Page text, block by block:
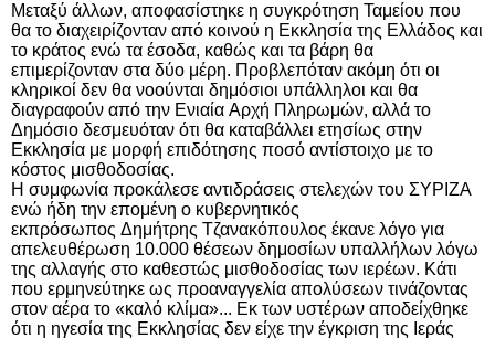
Μεταξύ άλλων, αποφασίστηκε η συγκρότηση Ταμείου που
θα το διαχειρίζονταν από κοινού η Εκκλησία της Ελλάδος και
το κράτος ενώ τα έσοδα, καθώς και τα βάρη θα
επιμερίζονταν στα δύο μέρη. Προβλεπόταν ακόμη ότι οι
κληρικοί δεν θα νοούνται δημόσιοι υπάλληλοι και θα
διαγραφούν από την Ενιαία Αρχή Πληρωμών, αλλά το
Δημόσιο δεσμευόταν ότι θα καταβάλλει ετησίως στην
Εκκλησία με μορφή επιδότησης ποσό αντίστοιχο με το
κόστος μισθοδοσίας.
Η συμφωνία προκάλεσε αντιδράσεις στελεχών του ΣΥΡΙΖΑ
ενώ ήδη την επομένη ο κυβερνητικός
εκπρόσωπος Δημήτρης Τζανακόπουλος έκανε λόγο για
απελευθέρωση 10.000 θέσεων δημοσίων υπαλλήλων λόγω
της αλλαγής στο καθεστώς μισθοδοσίας των ιερέων. Κάτι
που ερμηνεύτηκε ως προαναγγελία απολύσεων τινάζοντας
στον αέρα το «καλό κλίμα»... Εκ των υστέρων αποδείχθηκε
ότι η ηγεσία της Εκκλησίας δεν είχε την έγκριση της Ιεράς